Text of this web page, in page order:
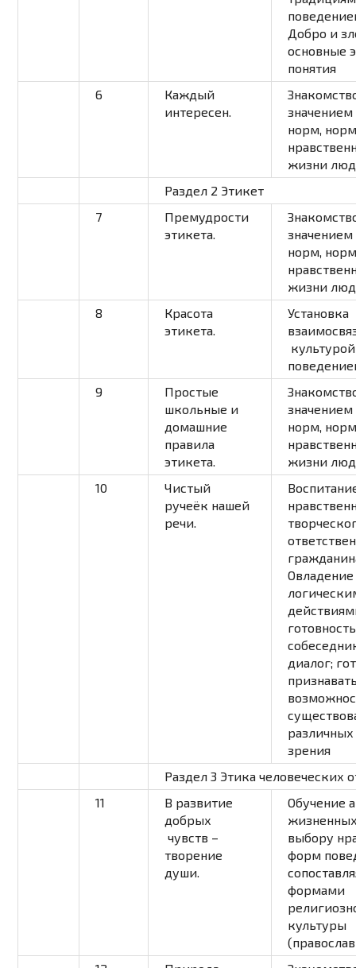
Добро и
основные
понятия
6
Каждый
интересен.
значением
норм,
жизни
Раздел 2 Этикет
7
Премудрости
этикета.
значением
норм,
жизни
8
Красота
этикета.
Установка
9
Простые
школьные и
домашние
правила
этикета.
значением
норм,
жизни
10
Чистый
ручеёк нашей
речи.
Овладение
диалог;
различных
зрения
Раздел 3 Этика человеческих
11
В развитие
добрых
чувств –
творение
души.
Обучение
выбору
форм
формами
культуры